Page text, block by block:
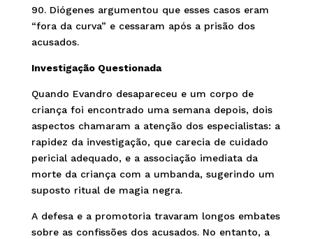
90. Diógenes argumentou que esses casos eram
“fora da curva” e cessaram após a prisão dos
acusados.
Investigação Questionada
Quando Evandro desapareceu e um corpo de
criança foi encontrado uma semana depois, dois
aspectos chamaram a atenção dos especialistas: a
rapidez da investigação, que carecia de cuidado
pericial adequado, e a associação imediata da
morte da criança com a umbanda, sugerindo um
suposto ritual de magia negra.
A defesa e a promotoria travaram longos embates
sobre as confissões dos acusados. No entanto, a